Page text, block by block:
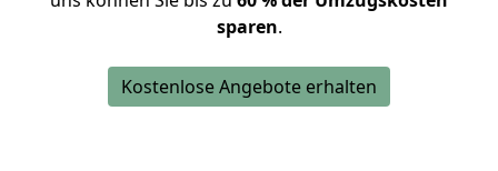
sparen.
Kostenlose Angebote erhalten